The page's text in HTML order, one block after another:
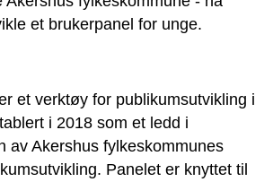
et brukerpanel for unge.
et verktøy for publikumsutvikling i
i 2018 som et ledd i
av Akershus fylkeskommunes
Panelet er knyttet til